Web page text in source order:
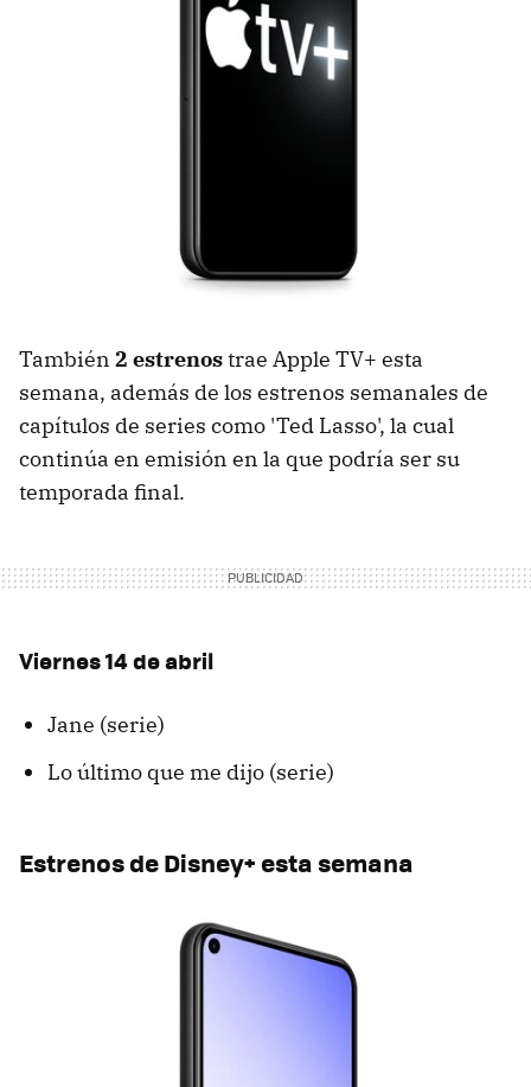
También 2 estrenostrae Apple TV+ esta
semana, además de los estrenos semanales de
capítulos de series como 'Ted Lasso', la cual
continúa en emisión en la que podría ser su
temporada final.
Viernes 14 de abril
Jane (serie)
Lo último que me dijo (serie)
Estrenos de Disney+ esta semana